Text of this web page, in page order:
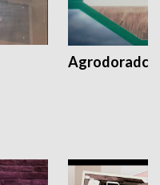
Agrodoradcy